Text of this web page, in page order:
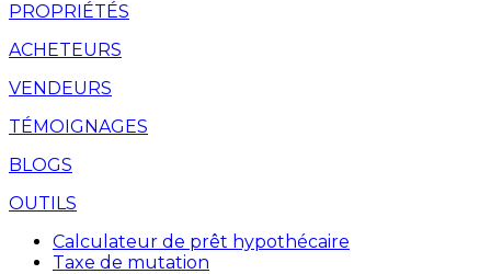
PROPRIÉTÉS
ACHETEURS
VENDEURS
TÉMOIGNAGES
BLOGS
OUTILS
Calculateur de prêt hypothécaire
Taxe de mutation